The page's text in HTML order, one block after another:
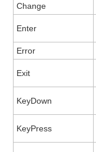
Change
Enter
Error
Exit
KeyDown
KeyPress